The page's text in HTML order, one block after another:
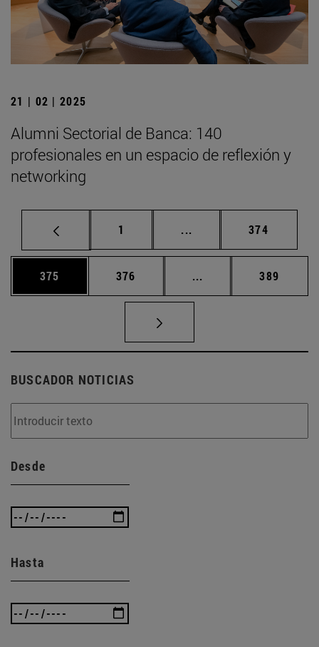
21 | 02 | 2025
Alumni Sectorial de Banca: 140
profesionales en un espacio de reflexión y
networking
Página
1 ... Páginas intermedias
Página
374
Página
375 Página
376 ... Páginas intermedias
Página
389
BUSCADOR NOTICIAS
Desde
Hasta